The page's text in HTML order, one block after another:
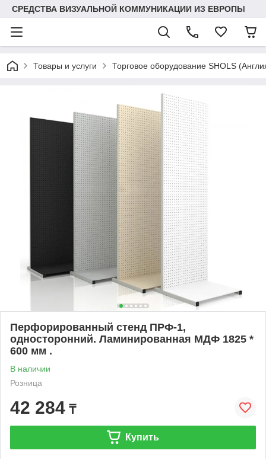
СРЕДСТВА ВИЗУАЛЬНОЙ КОММУНИКАЦИИ ИЗ ЕВРОПЫ
Товары и услуги Торговое оборудование SHOLS
Перфорированный стенд ПРФ-1,
односторонний. Ламинированная МДФ 1825 *
600 мм .
В наличии
Розница
42 284 ₸
Купить